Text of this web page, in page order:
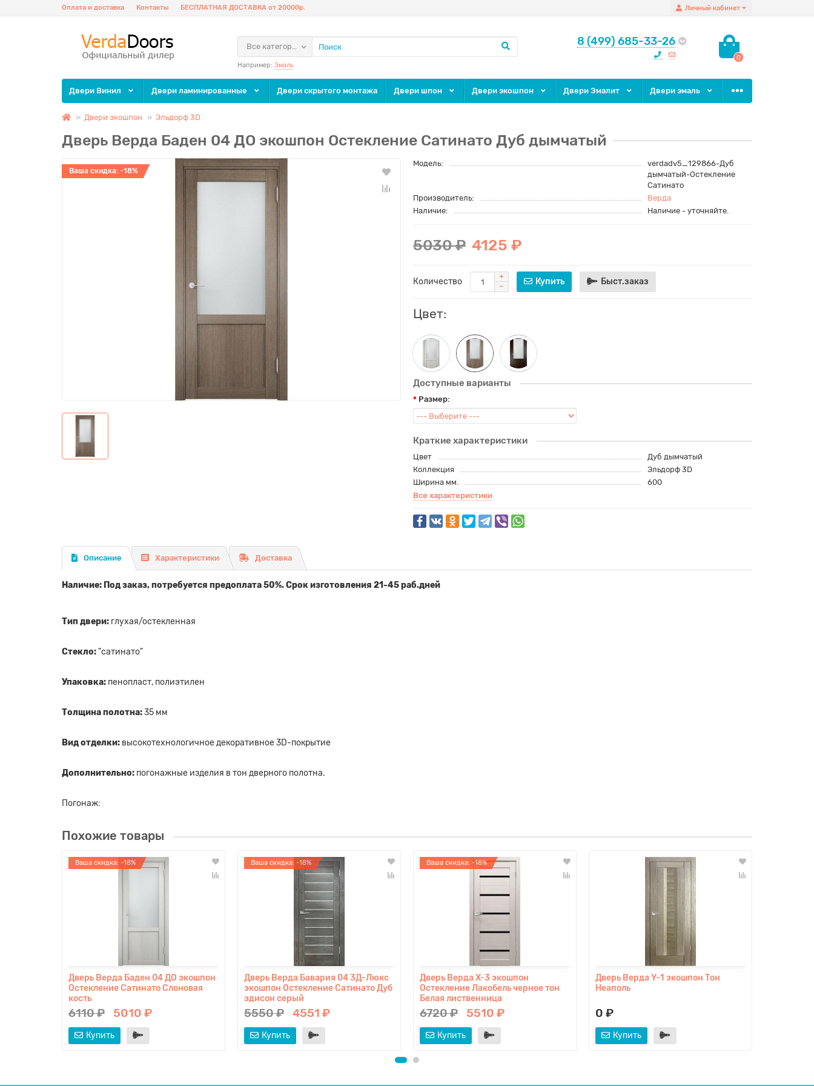
Личный кабинет
Оплата и доставка Контакты БЕСПЛАТНАЯ ДОСТАВКА от 20000р.
8 (499) 685-33-26
0
Все категории
Например: Эмаль
Двери Винил Двери ламинированные Двери скрытого монтажа Двери шпон Двери экошпон Двери Эмалит Двери эмаль
Двери экошпон Эльдорф 3D
Дверь Верда Баден 04 ДО экошпон Остекление Сатинато Дуб дымчатый
Ваша скидка: -18%
Модель:
verdadv5_129866-Дуб
дымчатый-Остекление
Сатинато
Производитель:
Верда
Наличие:
Наличие - уточняйте.
5030 ₽ 4125 ₽
Количество Купить Быст.заказ
Цвет:
Доступные варианты
Размер:
Краткие характеристики
Цвет
Дуб дымчатый
Коллекция
Эльдорф 3D
Ширина мм.
600
Все характеристики
Описание Характеристики Доставка
Наличие: Под заказ, потребуется предоплата 50%. Срок изготовления 21-45 раб.дней
Тип двери: глухая/остекленная
Стекло:"сатинато"
Упаковка: пенопласт, полиэтилен
Толщина полотна:35 мм
Вид отделки: высокотехнологичное декоративное 3D-покрытие
Дополнительно: погонажные изделия в тон дверного полотна.
Погонаж:
Похожие товары
Ваша скидка: -18%
Дверь Верда Баден 04 ДО экошпон
Остекление Сатинато Слоновая
кость
6110 ₽ 5010 ₽
Купить
Ваша скидка: -18%
Дверь Верда Бавария 04 3Д-Люкс
экошпон Остекление Сатинато Дуб
эдисон серый
5550 ₽ 4551 ₽
Купить
Ваша скидка: -18%
Дверь Верда X-3 экошпон
Остекление Лакобель черное тон
Белая лиственница
6720 ₽ 5510 ₽
Купить
Дверь Верда Y-1 экошпон Тон
Неаполь
0 ₽
Купить